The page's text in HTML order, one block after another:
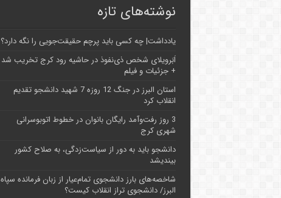
نوشته‌های تازه
یادداشت| ‌چه کسی باید پرچم حقیقت‌جویی را نگه دارد؟
اَبَر‌ویلای شخص ذی‌نفوذ در حاشیه‌ رود کرج تخریب شد
+ جزئیات و فیلم
استان البرز در جنگ 12 روزه 7 شهید دانشجو تقدیم
انقلاب کرد
3 روز رفت‌وآمد رایگان بانوان در خطوط اتوبوسرانی
شهری کرج
دانشجو باید به دور از سیاست‌زدگی، به صلاح کشور
بیندیشد
شاخصه‌های بارز دانشجوی تمام‌عیار از زبان فرمانده سپاه
البرز/ دانشجوی تراز انقلاب کیست؟